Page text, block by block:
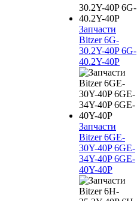
Запчасти
Bitzer 6G-
30.2Y-40P 6G-
40.2Y-40P
Запчасти
Bitzer 6GE-
30Y-40P 6GE-
34Y-40P 6GE-
40Y-40P